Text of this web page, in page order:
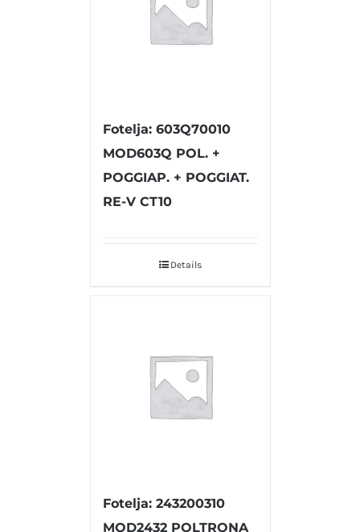
Fotelja: 603Q70010
MOD603Q POL. +
POGGIAP. + POGGIAT.
RE-V CT10
Details
Fotelja: 243200310
MOD2432 POLTRONA